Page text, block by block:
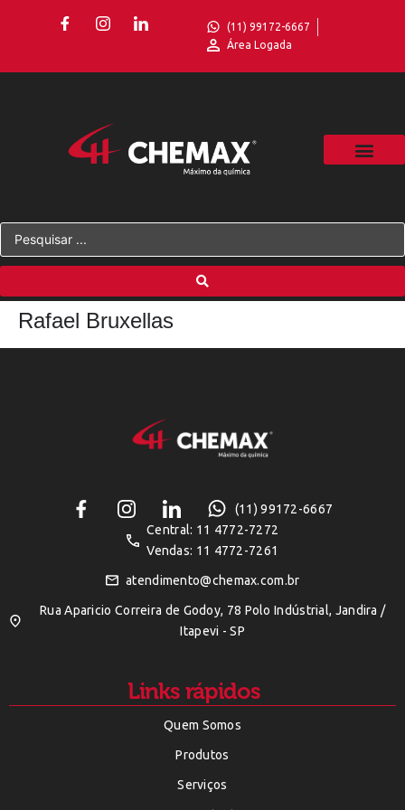
(11) 99172-6667
Área Logada
Rafael Bruxellas
(11) 99172-6667
Central: 11 4772-7272
Vendas: 11 4772-7261
atendimento@chemax.com.br
Rua Aparicio Correira de Godoy, 78 Polo Indústrial, Jandira /
Itapevi - SP
Links rápidos
Quem Somos
Produtos
Serviços